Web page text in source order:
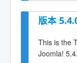
版本
This is the
Joomla!